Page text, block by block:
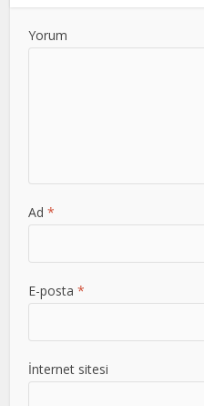
Yorum
Ad*
E-posta*
İnternet sitesi